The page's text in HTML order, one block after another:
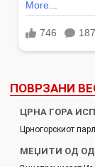
ПОВРЗАНИ
ЦРНА ГОРА
Црногорскиот
МЕЏИТИ ОД